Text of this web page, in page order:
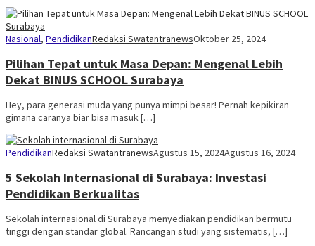
Nasional, PendidikanRedaksi SwatantranewsOktober 25, 2024
Pilihan Tepat untuk Masa Depan: Mengenal Lebih
Dekat BINUS SCHOOL Surabaya
Hey, para generasi muda yang punya mimpi besar! Pernah kepikiran
gimana caranya biar bisa masuk […]
PendidikanRedaksi SwatantranewsAgustus 15, 2024Agustus 16, 2024
5 Sekolah Internasional di Surabaya: Investasi
Pendidikan Berkualitas
Sekolah internasional di Surabaya menyediakan pendidikan bermutu
tinggi dengan standar global. Rancangan studi yang sistematis, […]